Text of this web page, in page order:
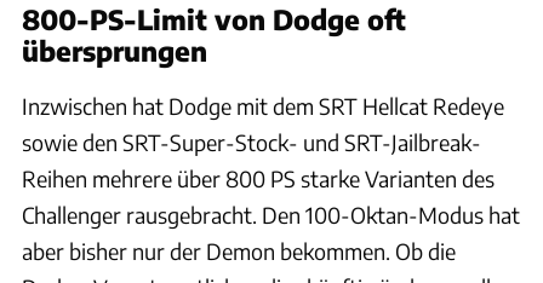
800-PS-Limit von Dodge oft
übersprungen
Inzwischen hat Dodge mit dem SRT Hellcat Redeye
sowie den SRT-Super-Stock- und SRT-Jailbreak-
Reihen mehrere über 800 PS starke Varianten des
Challenger rausgebracht. Den 100-Oktan-Modus hat
aber bisher nur der Demon bekommen. Ob die